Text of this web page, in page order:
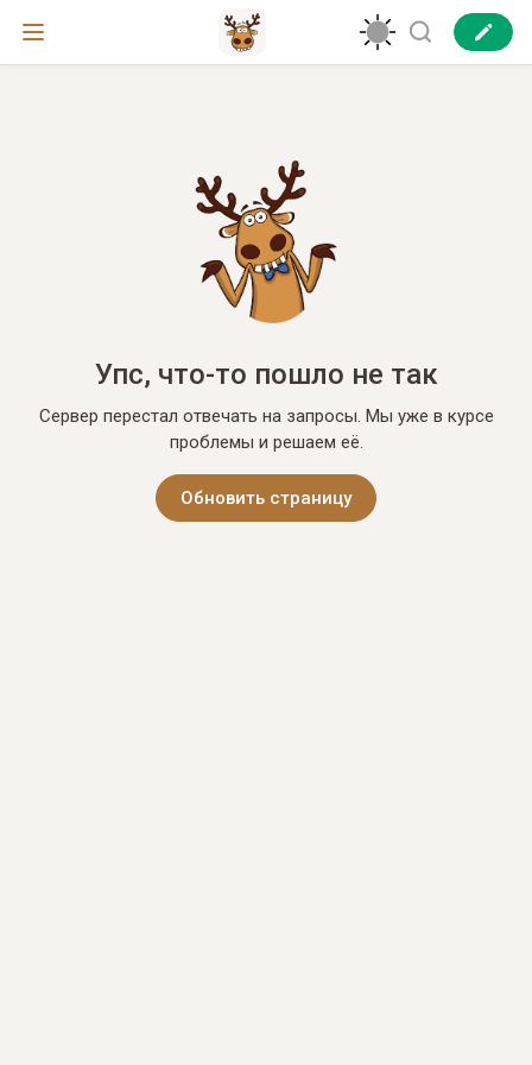
Упс, что-то пошло не так
Сервер перестал отвечать на запросы. Мы уже в курсе
проблемы и решаем её.
Обновить страницу